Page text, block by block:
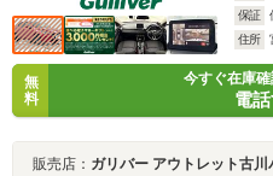
保証
住所
無
料
今すぐ在庫
電
販売店： ガリバー アウトレット古川